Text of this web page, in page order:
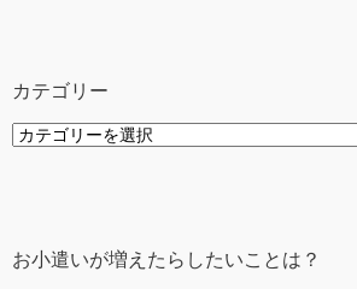
カテゴリー
カ
お小遣いが増えたらしたいことは？